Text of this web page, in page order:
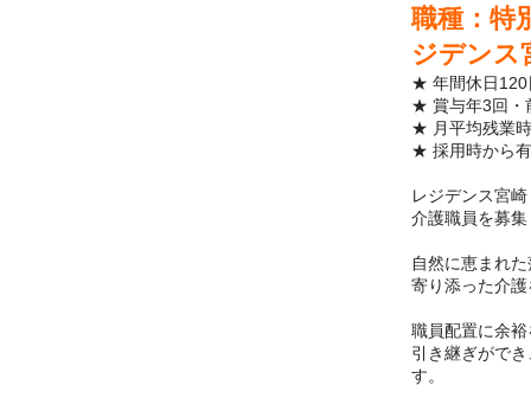
職種：特
ジデンス
★ 年間休日120
★ 賞与年3回・
★ 月平均残業
★ 採用時から
レジデンス宮
介護職員を募
自然に恵まれ
寄り添った介
職員配置に余
引き継ぎがで
す。